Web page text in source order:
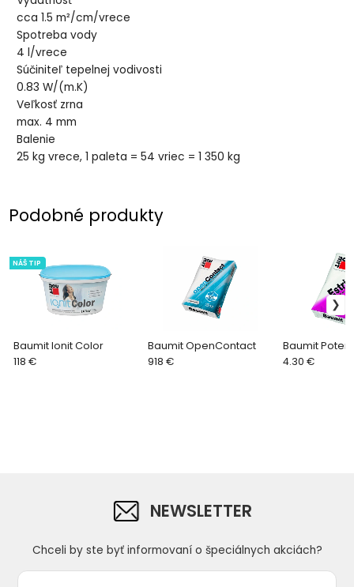
cca 1.5 m²/cm/vrece
Spotreba vody
4 l/vrece
Súčiniteľ tepelnej vodivosti
0.83 W/(m.K)
Veľkosť zrna
max. 4 mm
Balenie
25 kg vrece, 1 paleta = 54 vriec = 1 350 kg
Podobné produkty
Baumit Ionit Color
NÁŠ TIP
118 €
Baumit OpenContact
918 €
Baumit Poter
4.30 €
NEWSLETTER
Chceli by ste byť informovaní o špeciálnych akciách?